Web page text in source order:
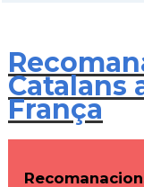
Catalans
França